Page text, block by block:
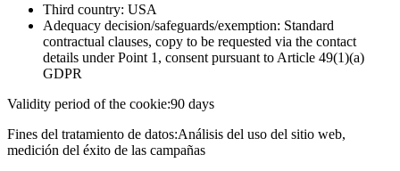
Third country: USA
Adequacy decision/safeguards/exemption: Standard
contractual clauses, copy to be requested via the contact
details under Point 1, consent pursuant to Article 49(1)(a)
GDPR
Validity period of the cookie:90 days
Fines del tratamiento de datos:Análisis del uso del sitio web,
medición del éxito de las campañas